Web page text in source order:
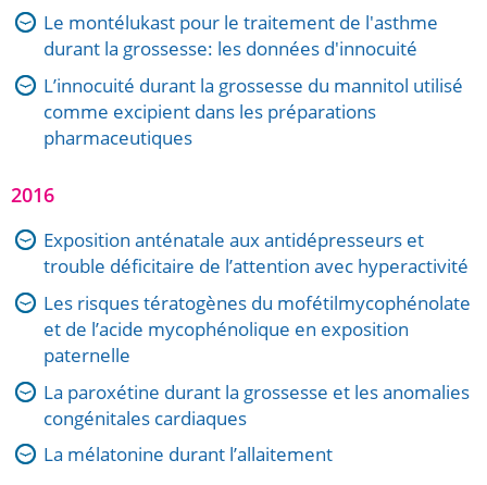
Le montélukast pour le traitement de l'asthme
durant la grossesse: les données d'innocuité
L’innocuité durant la grossesse du mannitol utilisé
comme excipient dans les préparations
pharmaceutiques
2016
Exposition anténatale aux antidépresseurs et
trouble déficitaire de l’attention avec hyperactivité
Les risques tératogènes du mofétilmycophénolate
et de l’acide mycophénolique en exposition
paternelle
La paroxétine durant la grossesse et les anomalies
congénitales cardiaques
La mélatonine durant l’allaitement